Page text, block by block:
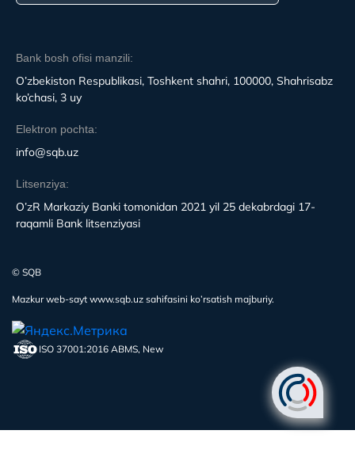
Bank bosh ofisi manzili:
O’zbekiston Respublikasi, Toshkent shahri, 100000, Shahrisabz
ko’chasi, 3 uy
Elektron pochta:
info@sqb.uz
Litsenziya:
O’zR Markaziy Banki tomonidan 2021 yil 25 dekabrdagi 17-
raqamli Bank litsenziyasi
© SQB
Mazkur web-sayt www.sqb.uz sahifasini ko’rsatish majburiy.
ISO 37001:2016 ABMS, New